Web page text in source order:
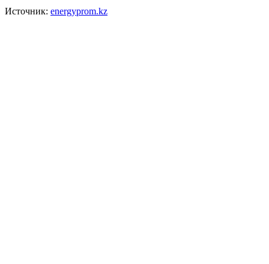
Источник: energyprom.kz